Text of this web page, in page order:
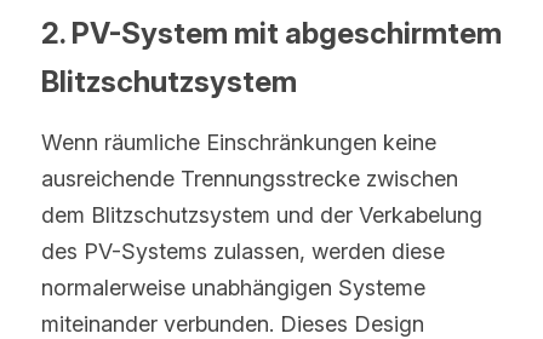
2. PV-System mit abgeschirmtem
Blitzschutzsystem
Wenn räumliche Einschränkungen keine
ausreichende Trennungsstrecke zwischen
dem Blitzschutzsystem und der Verkabelung
des PV-Systems zulassen, werden diese
normalerweise unabhängigen Systeme
miteinander verbunden. Dieses Design